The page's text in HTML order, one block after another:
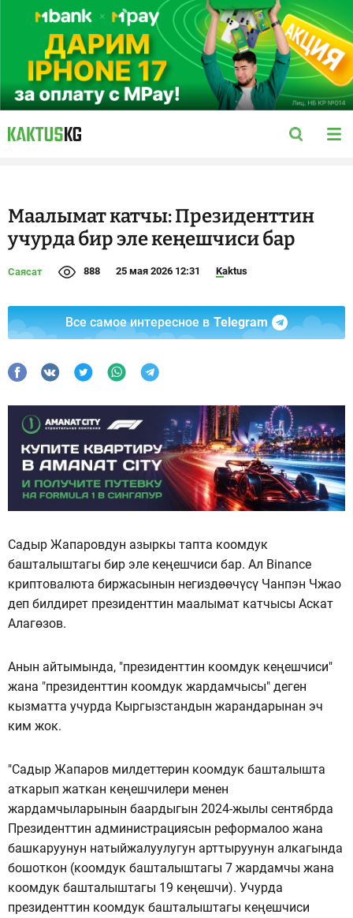
Маалымат катчы: Президенттин
учурда бир эле кеңешчиси бар
Саясат 888 25 мая 2026 12:31 Kaktus
Все самое интересное в Telegram
Садыр Жапаровдун азыркы тапта коомдук
башталыштагы бир эле кеңешчиси бар. Ал Binance
криптовалюта биржасынын негиздөөчүсү Чанпэн Чжао
деп билдирет президенттин маалымат катчысы Аскат
Алагөзов.
Анын айтымында, "президенттин коомдук кеңешчиси"
жана "президенттин коомдук жардамчысы" деген
кызматта учурда Кыргызстандын жарандарынан эч
ким жок.
"Садыр Жапаров милдеттерин коомдук башталышта
аткарып жаткан кеңешчилери менен
жардамчыларынын баардыгын 2024-жылы сентябрда
Президенттин администрациясын реформалоо жана
башкаруунун натыйжалуулугун арттыруунун алкагында
бошоткон (коомдук башталыштагы 7 жардамчы жана
коомдук башталыштагы 19 кеңешчи). Учурда
президенттин коомдук башталыштагы кеңешчиси